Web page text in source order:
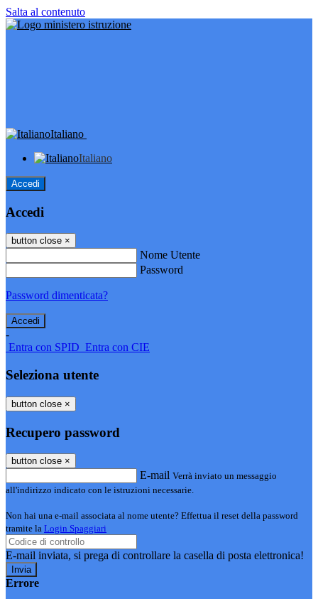
Salta al contenuto
Italiano
Italiano
Accedi
Accedi
button close ×
Nome Utente
Password
Password dimenticata?
-
Entra con SPID Entra con CIE
Seleziona utente
button close ×
Recupero password
button close ×
E-mail Verrà inviato un messaggio
all'indirizzo indicato con le istruzioni necessarie.
Non hai una e-mail associata al nome utente? Effettua il reset della password
tramite la Login Spaggiari
E-mail inviata, si prega di controllare la casella di posta elettronica!
Errore